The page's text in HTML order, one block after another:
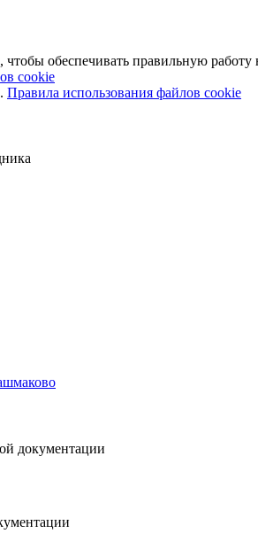
обеспечивать правильную работу
cookie
Правила использования файлов cookie
документации